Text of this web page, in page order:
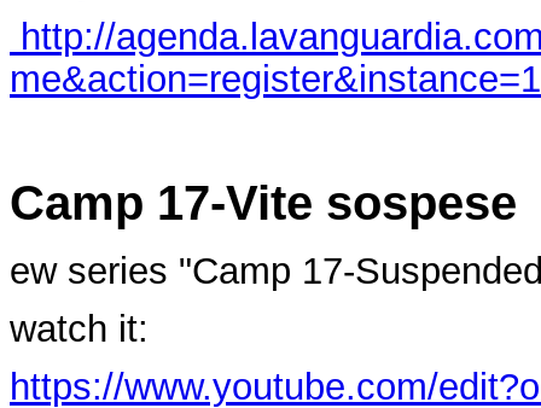
http://
me&action=register&instance=1
Camp 17-Vite sospese
ew series "Camp 17-
watch it:
https://www.youtube.com/